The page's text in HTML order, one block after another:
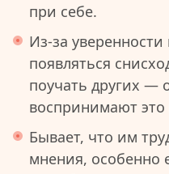
при себе.
Из-за
появляться
поучать других
воспринимают это
Бывает, что им
мнения, особенно